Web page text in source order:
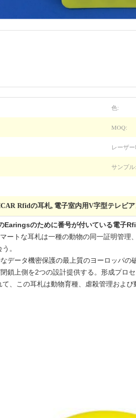
色:
MOQ:
レーザ
サンプル:
Rfidの耳札, 電子室内用V字型テレビ
Earingsのために番号が付いている電子
ートな耳札は一種の動物の同一証明管
。
データ機密保護の最上質のヨーロッパの
鎖上側を2つの設計提供する。形成プロ
、この耳札は動物育種、虐殺管理および